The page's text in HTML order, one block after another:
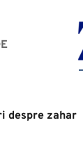
despre zahar